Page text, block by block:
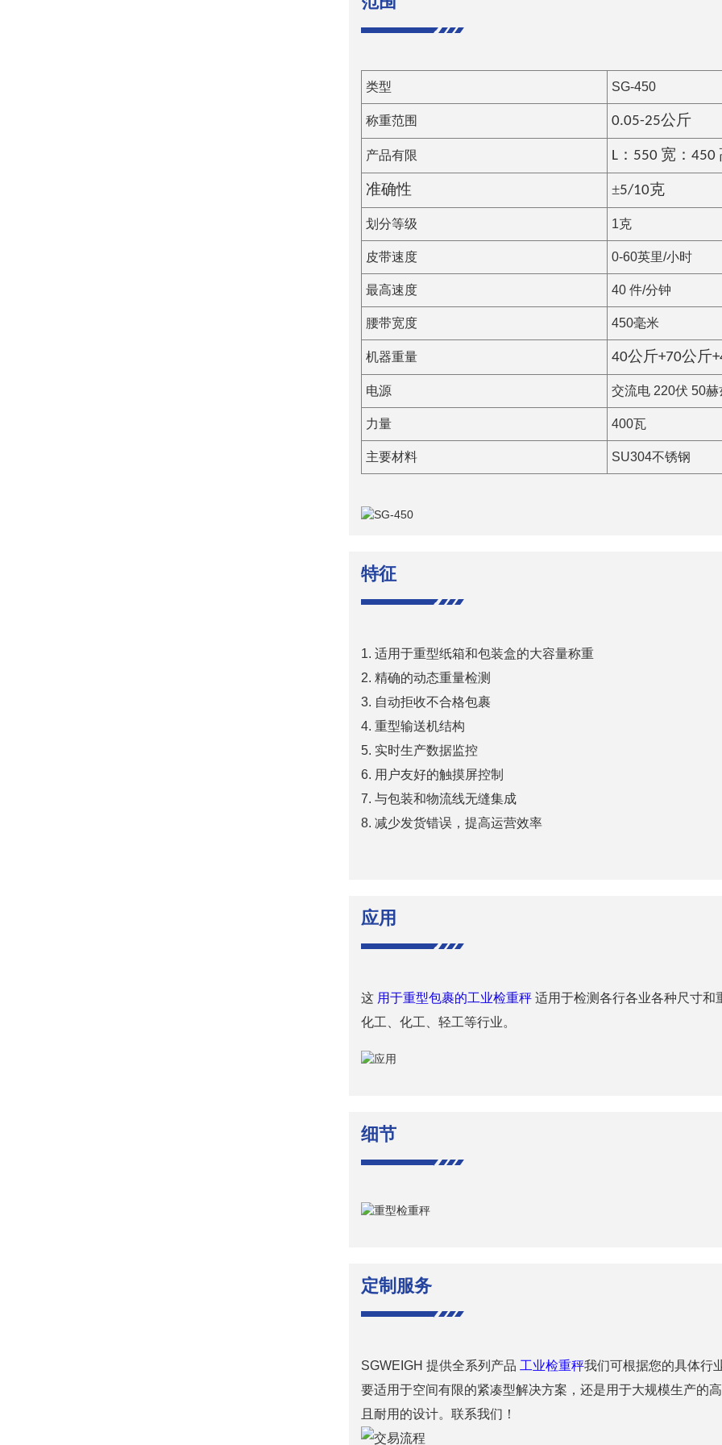
类型 SG-450
称重范围 0.05-25公斤
产品有限 L：550 宽：450
准确性 ±5/10 克
划分等级 1克
皮带速度 0-60英里/小时
最高速度 40 件/分钟
腰带宽度 450毫米
机器重量 40公斤+70公斤
电源 交流电 220伏 50赫
力量 400瓦
主要材料 SU304不锈钢
特征
1. 适用于重型纸箱和包装盒的大容量称重
2. 精确的动态重量检测
3. 自动拒收不合格包裹
4. 重型输送机结构
5. 实时生产数据监控
6. 用户友好的触摸屏控制
7. 与包装和物流线无缝集成
8. 减少发货错误，提高运营效率
应用
这 用于重型包裹的工业检重秤 适用于检测各行各业各种尺寸和
化工、化工、轻工等行业。
细节
定制服务
SGWEIGH 提供全系列产品 工业检重秤我们可根据您的具体行
要适用于空间有限的紧凑型解决方案，还是用于大规模生产的
且耐用的设计。联系我们！